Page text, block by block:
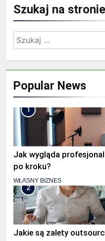
Szukaj na stronie
Szukaj:
Popular News
1
Jak wygląda
po kroku?
WŁASNY BIZNES
2
Jakie są zalety